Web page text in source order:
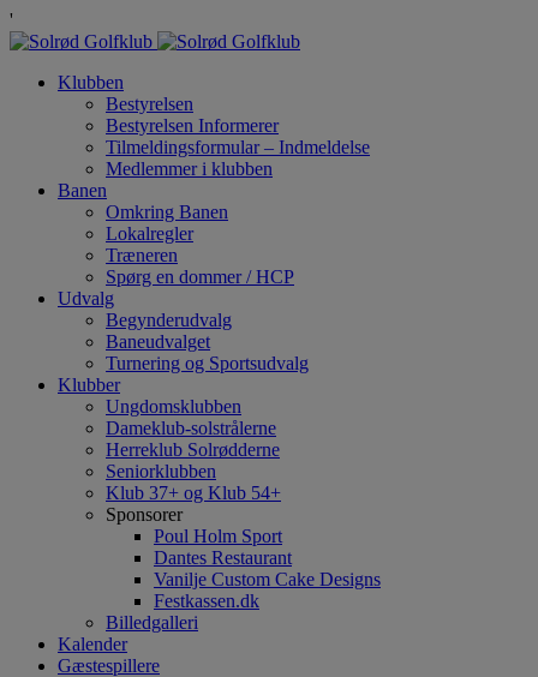
'
Klubben
Bestyrelsen
Bestyrelsen Informerer
Tilmeldingsformular – Indmeldelse
Medlemmer i klubben
Banen
Omkring Banen
Lokalregler
Træneren
Spørg en dommer / HCP
Udvalg
Begynderudvalg
Baneudvalget
Turnering og Sportsudvalg
Klubber
Ungdomsklubben
Dameklub-solstrålerne
Herreklub Solrødderne
Seniorklubben
Klub 37+ og Klub 54+
Sponsorer
Poul Holm Sport
Dantes Restaurant
Vanilje Custom Cake Designs
Festkassen.dk
Billedgalleri
Kalender
Gæstespillere